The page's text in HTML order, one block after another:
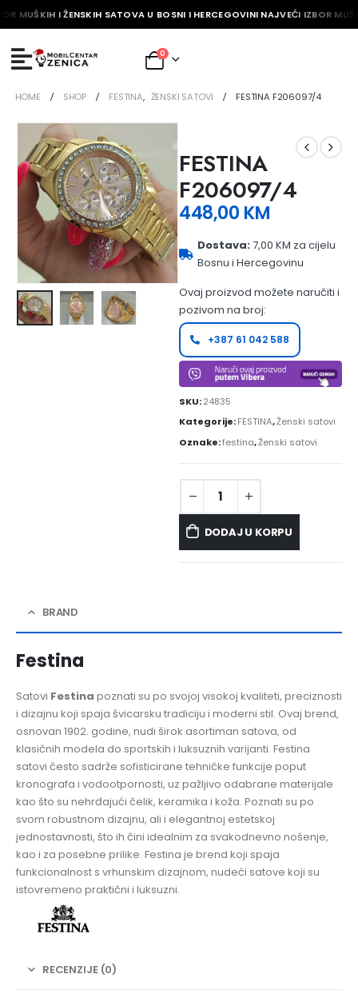
MUŠKIH I ŽENSKIH SATOVA U BOSNI I HERCEGOVINI NAJVEĆI IZBOR
0
HOME SHOP FESTINA, ŽENSKI SATOVI FESTINA F206097/4
FESTINA
F206097/4
448,00 KM
Dostava:7,00 KM za cijelu
Bosnu i Hercegovinu
Ovaj proizvod možete naručiti i
pozivom na broj:
+387 61 042 588
SKU:24835
Kategorije:FESTINA,Ženski satovi
Oznake:festina,Ženski satovi
DODAJ U KORPU
BRAND
Festina
Satovi Festina poznati su po svojoj visokoj kvaliteti, preciznosti
i dizajnu koji spaja švicarsku tradiciju i moderni stil. Ovaj brend,
osnovan 1902. godine, nudi širok asortiman satova, od
klasičnih modela do sportskih i luksuznih varijanti. Festina
satovi često sadrže sofisticirane tehničke funkcije poput
kronografa i vodootpornosti, uz pažljivo odabrane materijale
kao što su nehrđajući čelik, keramika i koža. Poznati su po
svom robustnom dizajnu, ali i elegantnoj estetskoj
jednostavnosti, što ih čini idealnim za svakodnevno nošenje,
kao i za posebne prilike. Festina je brend koji spaja
funkcionalnost s vrhunskim dizajnom, nudeći satove koji su
istovremeno praktični i luksuzni.
RECENZIJE (0)